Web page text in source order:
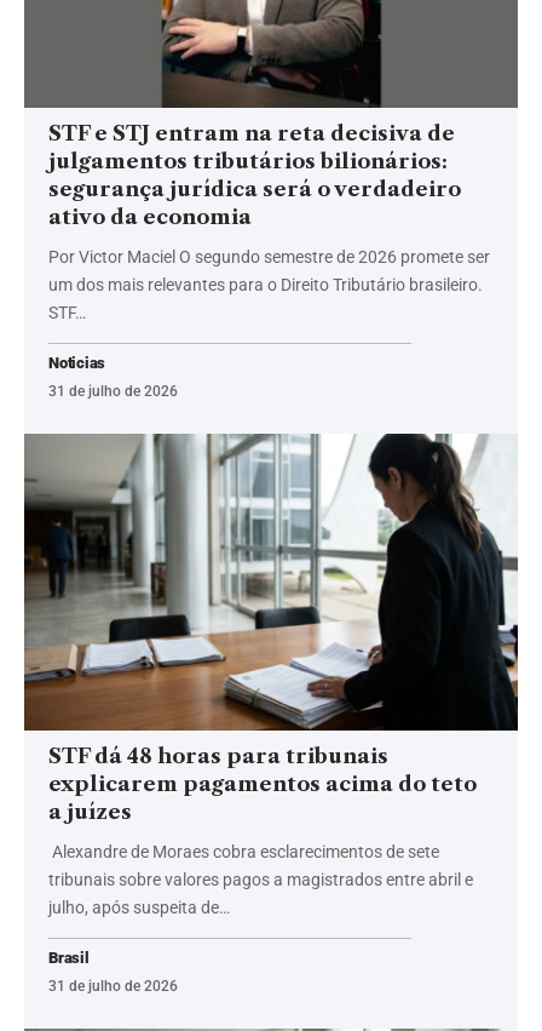
STF e STJ entram na reta decisiva de
julgamentos tributários bilionários:
segurança jurídica será o verdadeiro
ativo da economia
Por Victor Maciel O segundo semestre de 2026 promete ser
um dos mais relevantes para o Direito Tributário brasileiro.
STF…
Noticias
31 de julho de 2026
STF dá 48 horas para tribunais
explicarem pagamentos acima do teto
a juízes
Alexandre de Moraes cobra esclarecimentos de sete
tribunais sobre valores pagos a magistrados entre abril e
julho, após suspeita de…
Brasil
31 de julho de 2026